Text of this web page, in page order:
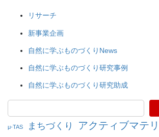
リサーチ
新事業企画
自然に学ぶものづくりNews
自然に学ぶものづくり研究事例
自然に学ぶものづくり研究助成
μ-TAS まちづくり アクティブマテ